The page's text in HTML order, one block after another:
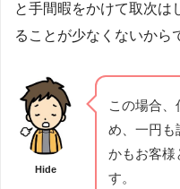
と手間暇をかけて取次は
ることが少なくないから
Hide
この場合
め、一円も
かもお客様
す。